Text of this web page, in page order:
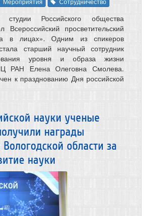
Российского общества
Всероссийский просветительский
в лицах». Одним из спикеров
старший научный сотрудник
уровня и образа жизни
РАН Елена Олеговна Смолева.
к празднованию Дня российской
науки ученые
награды
Вологодской области за
науки